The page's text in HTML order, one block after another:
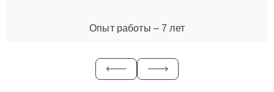
Опыт работы – 7 лет